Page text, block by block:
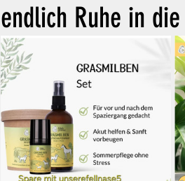
endlich Ruhe in